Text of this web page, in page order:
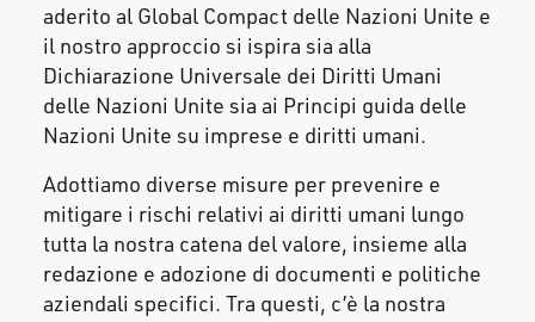
aderito al Global Compact delle Nazioni Unite e
il nostro approccio si ispira sia alla
Dichiarazione Universale dei Diritti Umani
delle Nazioni Unite sia ai Principi guida delle
Nazioni Unite su imprese e diritti umani.
Adottiamo diverse misure per prevenire e
mitigare i rischi relativi ai diritti umani lungo
tutta la nostra catena del valore, insieme alla
redazione e adozione di documenti e politiche
aziendali specifici. Tra questi, c’è la nostra